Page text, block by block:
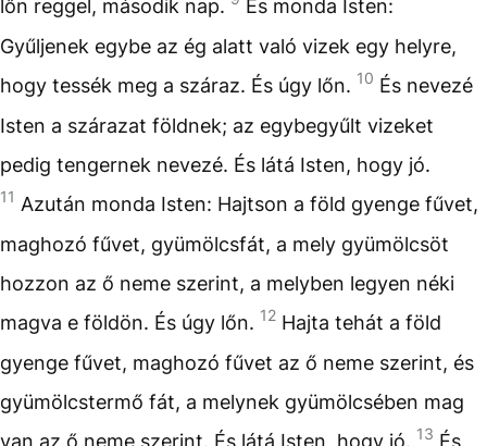
lőn reggel, második nap.
És monda Isten:
Gyűljenek egybe az ég alatt való vizek egy helyre,
hogy tessék meg a száraz. És úgy lőn. 10 És nevezé
Isten a szárazat földnek; az egybegyűlt vizeket
pedig tengernek nevezé. És látá Isten, hogy jó.
11 Azután monda Isten: Hajtson a föld gyenge fűvet,
maghozó fűvet, gyümölcsfát, a mely gyümölcsöt
hozzon az ő neme szerint, a melyben legyen néki
magva e földön. És úgy lőn. 12 Hajta tehát a föld
gyenge fűvet, maghozó fűvet az ő neme szerint, és
gyümölcstermő fát, a melynek gyümölcsében mag
van az ő neme szerint. És látá Isten, hogy jó. 13 És